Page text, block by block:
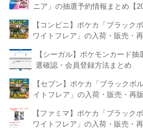
ニア」の抽選予約情報まとめ【
【コンビニ】ポケカ「ブラック
ワイトフレア」の入荷・販売・
【シーガル】ポケモンカード抽
選確認・会員登録方法まとめ
【セブン】ポケカ「ブラックボ
イトフレア」の入荷・販売・再
【ファミマ】ポケカ「ブラック
ワイトフレア」の入荷・販売・